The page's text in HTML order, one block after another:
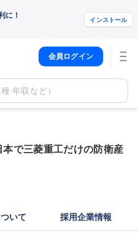
に！ インストール
会員ログイン
年収など）
本で三菱重工だけの防衛産
いて 採用企業情報